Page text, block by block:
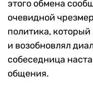
этого обмена
очевидной
политика,
и возобновлял
собеседница
общения.